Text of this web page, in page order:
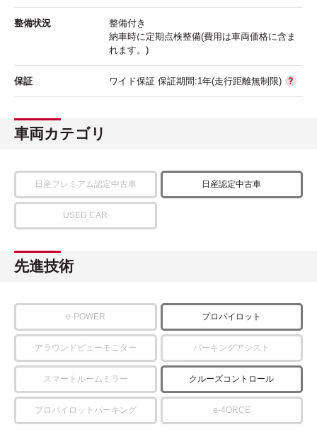
整備状況
整備付き
納車時に定期点検整備(費用は車両価格に含ま
れます。)
保証 ワイド保証 保証期間:1年(走行距離無制限)
車両カテゴリ
日産プレミアム認定中古車 日産認定中古車
USED CAR
先進技術
e-POWER プロパイロット
アラウンドビューモニター パーキングアシスト
スマートルームミラー クルーズコントロール
プロパイロットパーキング e-4ORCE